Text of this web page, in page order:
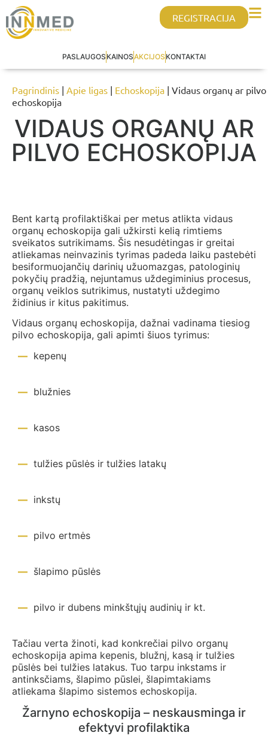
REGISTRACIJA
PASLAUGOS KAINOSAKCIJOS KONTAKTAI
Pagrindinis | Apie ligas | Echoskopija | Vidaus organų ar pilvo
echoskopija
VIDAUS ORGANŲ AR
PILVO ECHOSKOPIJA
Bent kartą profilaktiškai per metus atlikta vidaus
organų echoskopija gali užkirsti kelią rimtiems
sveikatos sutrikimams. Šis nesudėtingas ir greitai
atliekamas neinvazinis tyrimas padeda laiku pastebėti
besiformuojančių darinių užuomazgas, patologinių
pokyčių pradžią, nejuntamus uždegiminius procesus,
organų veiklos sutrikimus, nustatyti uždegimo
židinius ir kitus pakitimus.
Vidaus organų echoskopija, dažnai vadinama tiesiog
pilvo echoskopija, gali apimti šiuos tyrimus:
kepenų
blužnies
kasos
tulžies pūslės ir tulžies latakų
inkstų
pilvo ertmės
šlapimo pūslės
pilvo ir dubens minkštųjų audinių ir kt.
Tačiau verta žinoti, kad konkrečiai pilvo organų
echoskopija apima kepenis, blužnį, kasą ir tulžies
pūslės bei tulžies latakus. Tuo tarpu inkstams ir
antinksčiams, šlapimo pūslei, šlapimtakiams
atliekama šlapimo sistemos echoskopija.
Žarnyno echoskopija – neskausminga ir
efektyvi profilaktika